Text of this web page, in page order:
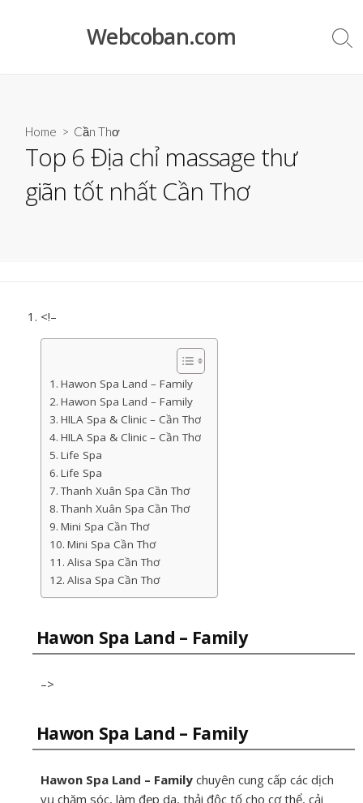
Webcoban.com
Home > Cần Thơ
Top 6 Địa chỉ massage thư
giãn tốt nhất Cần Thơ
<!–
Hawon Spa Land – Family
Hawon Spa Land – Family
HILA Spa & Clinic – Cần Thơ
HILA Spa & Clinic – Cần Thơ
Life Spa
Life Spa
Thanh Xuân Spa Cần Thơ
Thanh Xuân Spa Cần Thơ
Mini Spa Cần Thơ
Mini Spa Cần Thơ
Alisa Spa Cần Thơ
Alisa Spa Cần Thơ
Hawon Spa Land – Family
–>
Hawon Spa Land – Family
Hawon Spa Land – Family chuyên cung cấp các dịch
vụ chăm sóc, làm đẹp da, thải độc tố cho cơ thể, cải